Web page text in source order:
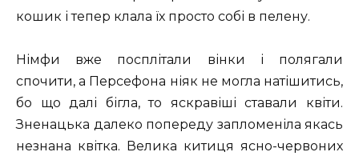
кошик і тепер клала їх просто собі в пелену.
Німфи вже посплітали вінки і полягали
спочити, а Персефона ніяк не могла натішитись,
бо що далі бігла, то яскравіші ставали квіти.
Зненацька далеко попереду запломеніла якась
незнана квітка. Велика китиця ясно-червоних